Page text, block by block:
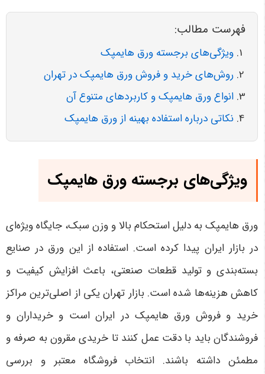
فهرست مطالب:
ویژگی‌های برجسته ورق هایمپک
روش‌های خرید و فروش ورق هایمپک در تهران
انواع ورق هایمپک و کاربردهای متنوع آن
نکاتی درباره استفاده بهینه از ورق هایمپک
ویژگی‌های برجسته ورق هایمپک
ورق هایمپک به دلیل استحکام بالا و وزن سبک، جایگاه ویژه‌ای
در بازار ایران پیدا کرده است. استفاده از این ورق در صنایع
بسته‌بندی و تولید قطعات صنعتی، باعث افزایش کیفیت و
کاهش هزینه‌ها شده است. بازار تهران یکی از اصلی‌ترین مراکز
خرید و فروش ورق هایمپک در ایران است و خریداران و
فروشندگان باید با دقت عمل کنند تا خریدی مقرون به صرفه و
مطمئن داشته باشند. انتخاب فروشگاه معتبر و بررسی